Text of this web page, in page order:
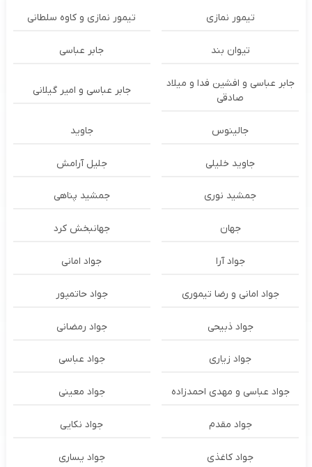
تیمور نمازی تیمور نمازی و کاوه سلطانی
تیوان بند جابر عباسی
جابر عباسی و افشین فدا و میلاد
صادقی
جابر عباسی و امیر گیلانی
جالینوس جاوید
جاوید خلیلی جلیل آرامش
جمشید نوری جمشید پناهی
جهان جهانبخش کرد
جواد آرا جواد امانی
جواد امانی و رضا تیموری جواد حاتمپور
جواد ذبیحی جواد رمضانی
جواد زیاری جواد عباسی
جواد عباسی و مهدی احمدزاده جواد معینی
جواد مقدم جواد نکایی
جواد کاغذی جواد یساری